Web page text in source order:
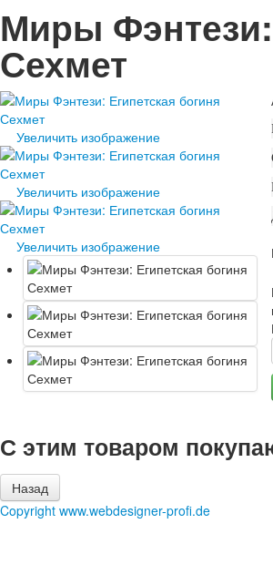
Миры Фэнтези:
Сехмет
Увеличить изображение
Увеличить изображение
Увеличить изображение
С этим товаром
Copyright www.webdesigner-profi.de